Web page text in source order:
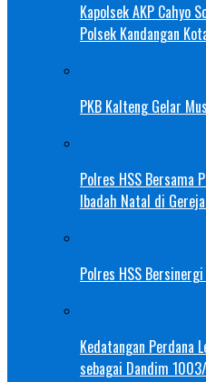
Kapolsek AKP Cahyo
Polsek Kandangan
PKB Kalteng Gelar
Polres HSS Bersama
Ibadah Natal di
Polres HSS
Kedatangan Perdana
sebagai Dandim